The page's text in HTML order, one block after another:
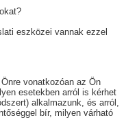
eszközei vannak ezzel
vonatkozóan az Ön
esetekben arról is kérhet
alkalmazunk, és arról,
bír, milyen várható